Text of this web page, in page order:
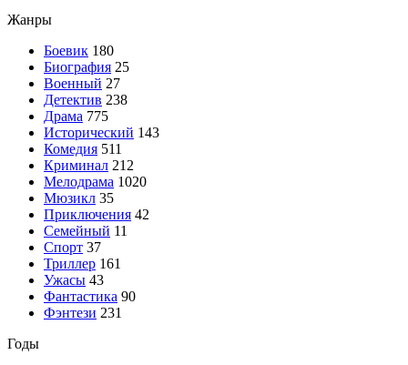
Жанры
Боевик 180
Биография 25
Военный 27
Детектив 238
Драма 775
Исторический 143
Комедия 511
Криминал 212
Мелодрама 1020
Мюзикл 35
Приключения 42
Семейный 11
Спорт 37
Триллер 161
Ужасы 43
Фантастика 90
Фэнтези 231
Годы